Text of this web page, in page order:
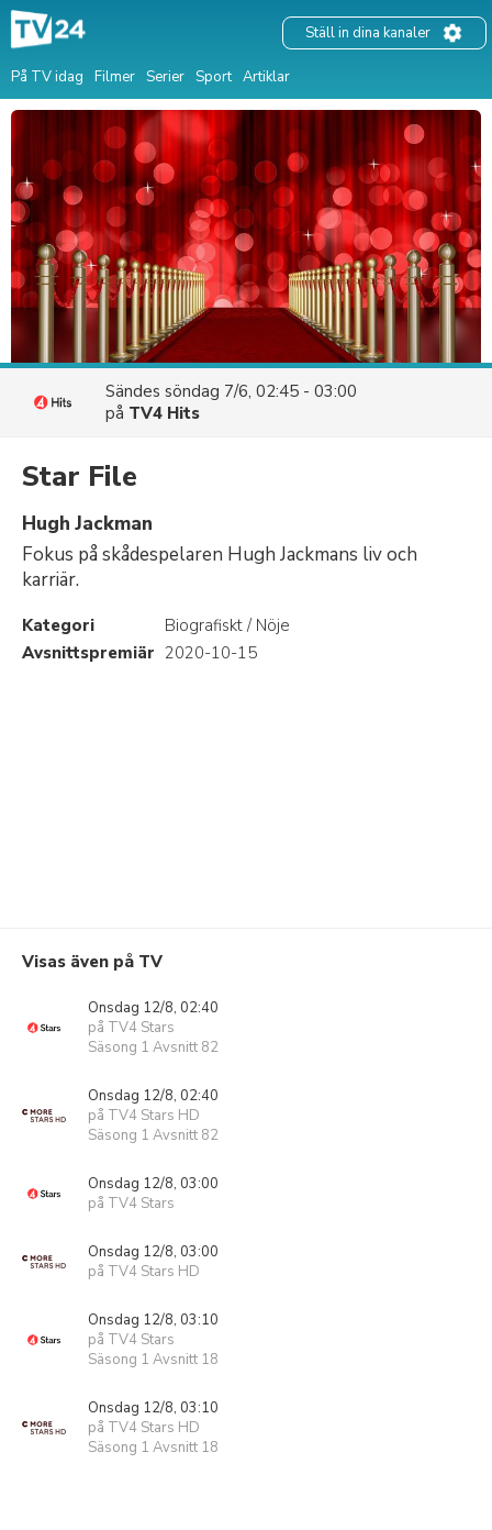
På TV idag Filmer Serier Sport Artiklar
Ställ in dina kanaler
Sändes söndag 7/6, 02:45 - 03:00
på TV4 Hits
Star File
Hugh Jackman
Fokus på skådespelaren Hugh Jackmans liv och
karriär.
Kategori
Biografiskt / Nöje
Avsnittspremiär 2020-10-15
Visas även på TV
Onsdag 12/8, 02:40
på TV4 Stars
Säsong 1 Avsnitt 82
Onsdag 12/8, 02:40
på TV4 Stars HD
Säsong 1 Avsnitt 82
Onsdag 12/8, 03:00
på TV4 Stars
Onsdag 12/8, 03:00
på TV4 Stars HD
Onsdag 12/8, 03:10
på TV4 Stars
Säsong 1 Avsnitt 18
Onsdag 12/8, 03:10
på TV4 Stars HD
Säsong 1 Avsnitt 18